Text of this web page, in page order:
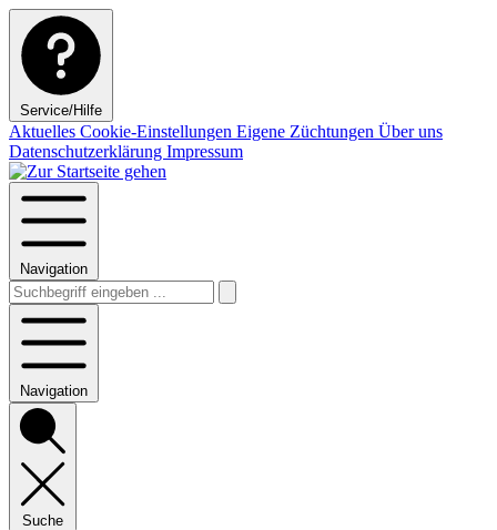
Service/Hilfe
Aktuelles Cookie-Einstellungen Eigene Züchtungen Über uns
Datenschutzerklärung Impressum
Navigation
Navigation
Suche